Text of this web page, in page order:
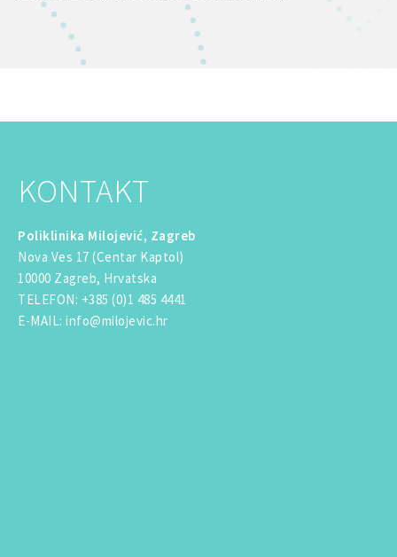
KONTAKT
Poliklinika Milojević, Zagreb
Nova Ves 17 (Centar Kaptol)
10000 Zagreb, Hrvatska
TELEFON: +385 (0)1 485 4441
E-MAIL: info@milojevic.hr